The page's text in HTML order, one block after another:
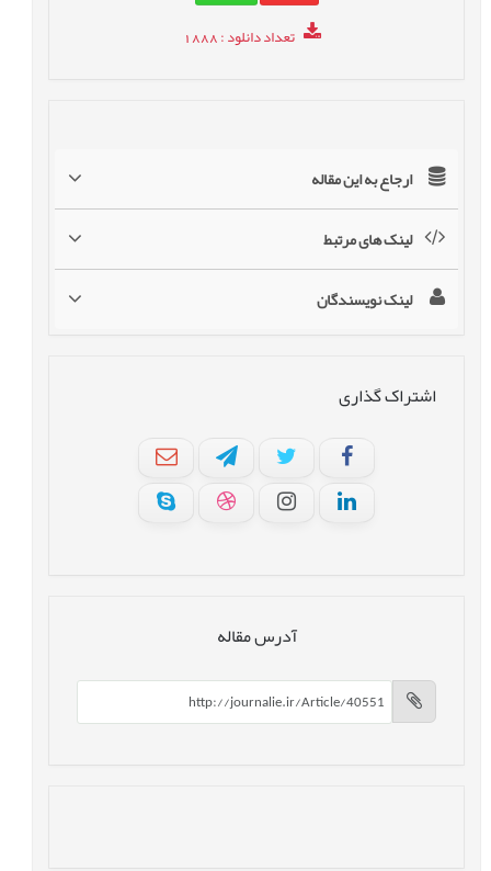
تعداد دانلود: 1888
ارجاع به این مقاله
لینک های مرتبط
لینک نویسندگان
اشتراک گذاری
آدرس مقاله